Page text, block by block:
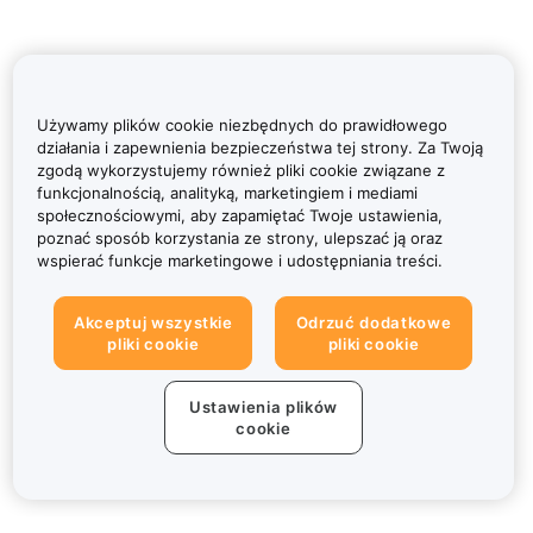
Używamy plików cookie niezbędnych do prawidłowego
działania i zapewnienia bezpieczeństwa tej strony. Za Twoją
zgodą wykorzystujemy również pliki cookie związane z
funkcjonalnością, analityką, marketingiem i mediami
społecznościowymi, aby zapamiętać Twoje ustawienia,
poznać sposób korzystania ze strony, ulepszać ją oraz
wspierać funkcje marketingowe i udostępniania treści.
Akceptuj wszystkie
pliki cookie
Odrzuć dodatkowe
pliki cookie
Ustawienia plików
cookie